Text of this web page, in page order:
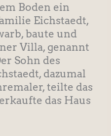
Boden ein
Eichstaedt,
baute und
Villa, genannt
Sohn des
dazumal
teilte das
das Haus